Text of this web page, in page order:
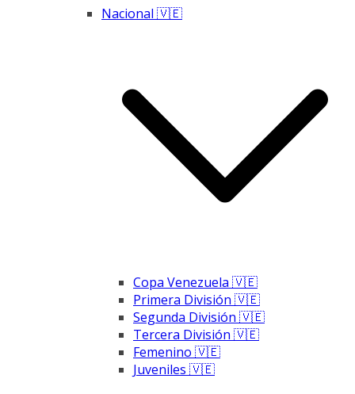
Nacional 🇻🇪
Copa Venezuela 🇻🇪
Primera División 🇻🇪
Segunda División 🇻🇪
Tercera División 🇻🇪
Femenino 🇻🇪
Juveniles 🇻🇪